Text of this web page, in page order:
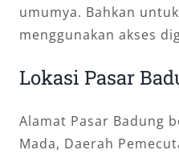
umumya. Bahkan
menggunakan akses
Lokasi Pasar
Alamat Pasar Badung
Mada, Daerah